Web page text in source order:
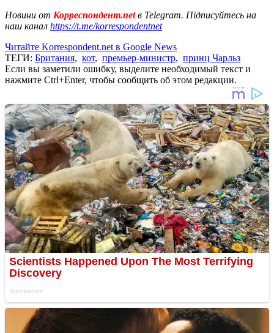
Новини от Корреспондент.netв Telegram. Підписуйтесь на
наш канал https://t.me/korrespondentnet
Читайте Korrespondent.net в Google News
ТЕГИ: Британия, кот, премьер-министр, принц Чарльз
Если вы заметили ошибку, выделите необходимый текст и
нажмите Ctrl+Enter, чтобы сообщить об этом редакции.